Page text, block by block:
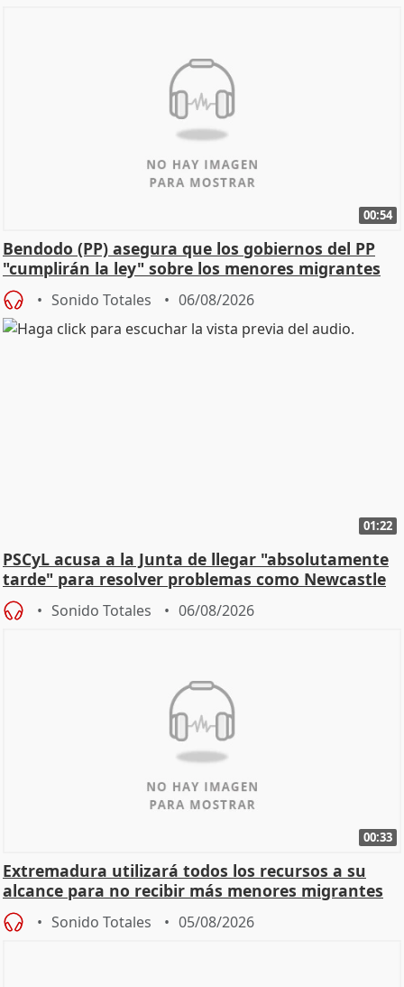
00:54
Bendodo (PP) asegura que los gobiernos del PP
"cumplirán la ley" sobre los menores migrantes
Sonido Totales 06/08/2026
01:22
PSCyL acusa a la Junta de llegar "absolutamente
tarde" para resolver problemas como Newcastle
Sonido Totales 06/08/2026
00:33
Extremadura utilizará todos los recursos a su
alcance para no recibir más menores migrantes
Sonido Totales 05/08/2026